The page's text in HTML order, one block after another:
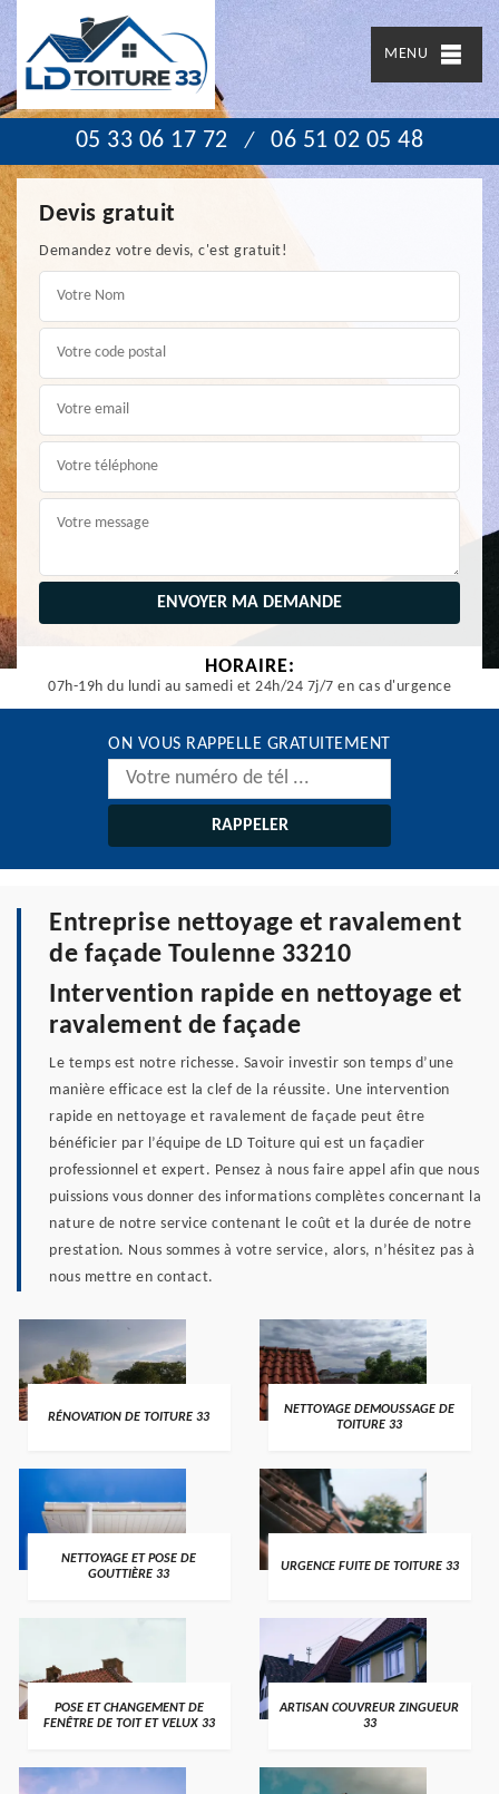
MENU
05 33 06 17 72 / 06 51 02 05 48
Devis gratuit
Demandez votre devis, c'est gratuit!
HORAIRE:
07h-19h du lundi au samedi et 24h/24 7j/7 en cas d'urgence
ON VOUS RAPPELLE GRATUITEMENT
Entreprise nettoyage et ravalement
de façade Toulenne 33210
Intervention rapide en nettoyage et
ravalement de façade
Le temps est notre richesse. Savoir investir son temps d’une
manière efficace est la clef de la réussite. Une intervention
rapide en nettoyage et ravalement de façade peut être
bénéficier par l’équipe de LD Toiture qui est un façadier
professionnel et expert. Pensez à nous faire appel afin que nous
puissions vous donner des informations complètes concernant la
nature de notre service contenant le coût et la durée de notre
prestation. Nous sommes à votre service, alors, n’hésitez pas à
nous mettre en contact.
RÉNOVATION DE TOITURE 33
NETTOYAGE DEMOUSSAGE DE
TOITURE 33
NETTOYAGE ET POSE DE
GOUTTIÈRE 33
URGENCE FUITE DE TOITURE 33
POSE ET CHANGEMENT DE
FENÊTRE DE TOIT ET VELUX 33
ARTISAN COUVREUR ZINGUEUR
33